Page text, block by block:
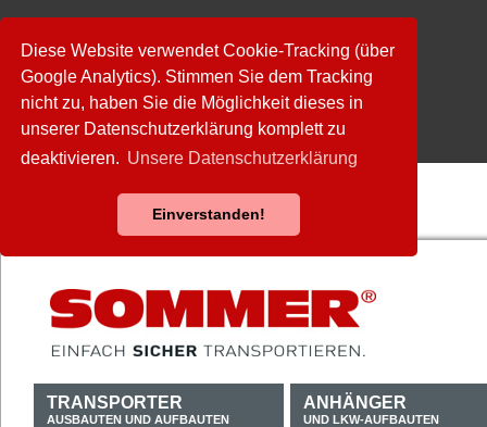
Diese Website verwendet Cookie-Tracking (über
Google Analytics). Stimmen Sie dem Tracking
nicht zu, haben Sie die Möglichkeit dieses in
unserer Datenschutzerklärung komplett zu
deaktivieren. Unsere Datenschutzerklärung
Einverstanden!
TRANSPORTER
AUSBAUTEN UND AUFBAUTEN
ANHÄNGER
UND LKW-AUFBAUTEN